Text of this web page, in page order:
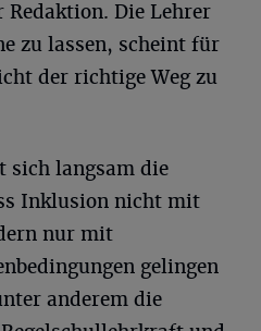
Redaktion. Die Lehrer
zu lassen, scheint für
der richtige Weg zu
sich langsam die
Inklusion nicht mit
nur mit
gelingen
anderem die